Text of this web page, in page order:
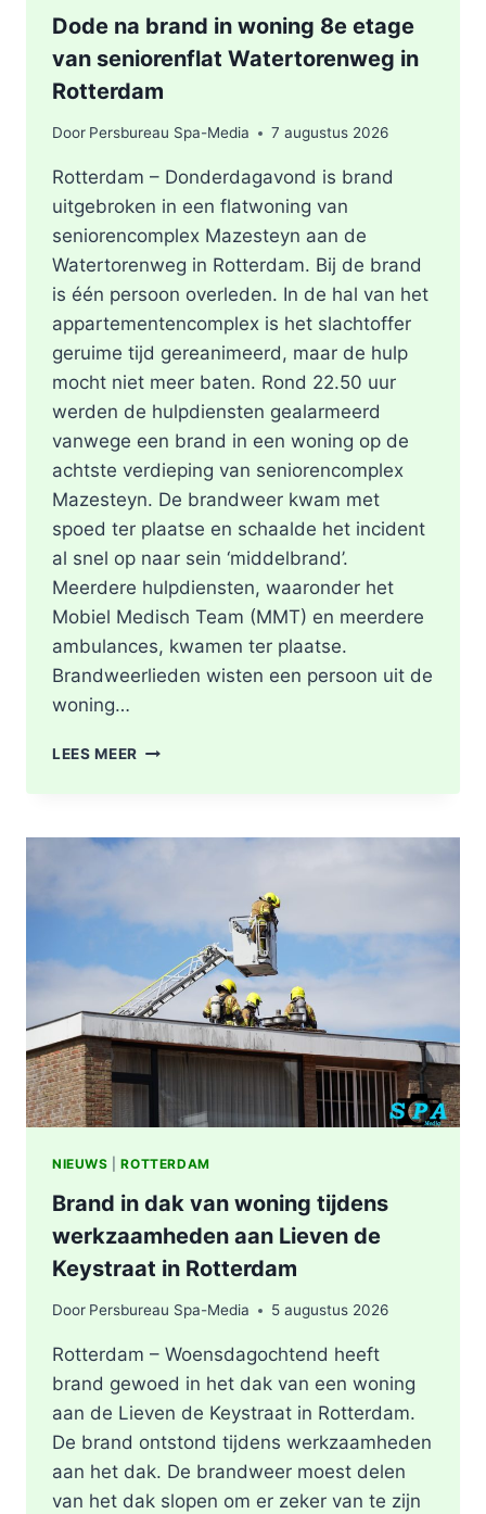
Dode na brand in woning 8e etage
van seniorenflat Watertorenweg in
Rotterdam
Door Persbureau Spa-Media 7 augustus 2026
Rotterdam – Donderdagavond is brand
uitgebroken in een flatwoning van
seniorencomplex Mazesteyn aan de
Watertorenweg in Rotterdam. Bij de brand
is één persoon overleden. In de hal van het
appartementencomplex is het slachtoffer
geruime tijd gereanimeerd, maar de hulp
mocht niet meer baten. Rond 22.50 uur
werden de hulpdiensten gealarmeerd
vanwege een brand in een woning op de
achtste verdieping van seniorencomplex
Mazesteyn. De brandweer kwam met
spoed ter plaatse en schaalde het incident
al snel op naar sein ‘middelbrand’.
Meerdere hulpdiensten, waaronder het
Mobiel Medisch Team (MMT) en meerdere
ambulances, kwamen ter plaatse.
Brandweerlieden wisten een persoon uit de
woning…
LEES MEER DODE
WONING
SENIORENFLAT
WATERTORENWEG
IN
ROTTERDAM
NIEUWS |ROTTERDAM
Brand in dak van woning tijdens
werkzaamheden aan Lieven de
Keystraat in Rotterdam
Door Persbureau Spa-Media 5 augustus 2026
Rotterdam – Woensdagochtend heeft
brand gewoed in het dak van een woning
aan de Lieven de Keystraat in Rotterdam.
De brand ontstond tijdens werkzaamheden
aan het dak. De brandweer moest delen
van het dak slopen om er zeker van te zijn